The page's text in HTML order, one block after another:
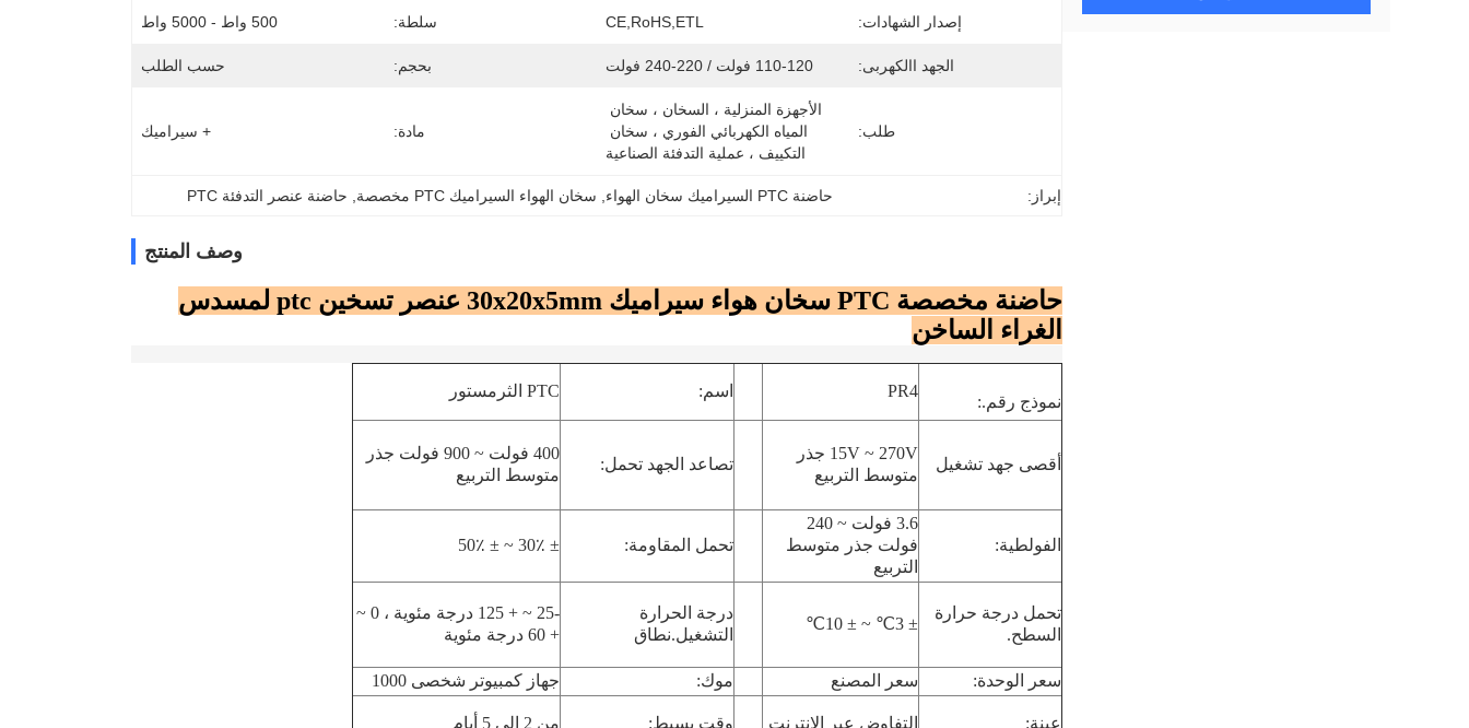
إصدار الشهادات: CE,RoHS,ETL سلطة: 500 واط - 5000 واط
الجهد االكهربى: 110-120 فولت / 220-240 فولت بحجم: حسب الطلب
طلب:
التكييف ، عملية التدفئة الصناعية
مادة: + سيراميك
إبراز: حاضنة PTC السيراميك سخان الهواء سخان الهواء السيراميك PTC مخصصة حاضنة عنصر التدفئة PTC
وصف المنتج
حاضنة مخصصة PTC سخان هواء سيراميك 30x20x5mm عنصر تسخين ptc لمسدس
الغراء الساخن
نموذج رقم.:
PR4 اسم: PTC الثرمستور
أقصى جهد تشغيل
15V ~ 270V جذر
متوسط ​​التربيع
تصاعد الجهد تحمل:
400 فولت ~ 900 فولت جذر
متوسط ​​التربيع
الفولطية:
3.6 فولت ~ 240
فولت جذر متوسط ​​
التربيع
تحمل المقاومة: ± 30٪ ~ ± 50٪
تحمل درجة حرارة
السطح.
± 3
℃
~ ± 10
℃
درجة الحرارة
التشغيل.نطاق
-25 ~ + 125 درجة مئوية ، 0 ~
+ 60 درجة مئوية
سعر الوحدة: سعر المصنع موك: جهاز كمبيوتر شخصى 1000
عينة: التفاوض عبر الإنترنت وقت بسيط: من 2 إلى 5 أيام